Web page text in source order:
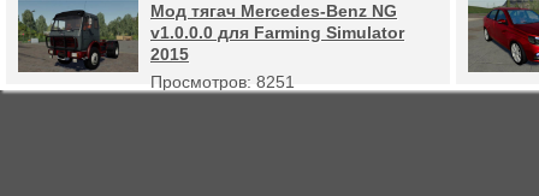
Мод тягач Mercedes-Benz NG
v1.0.0.0 для Farming Simulator
2015
Просмотров: 8251